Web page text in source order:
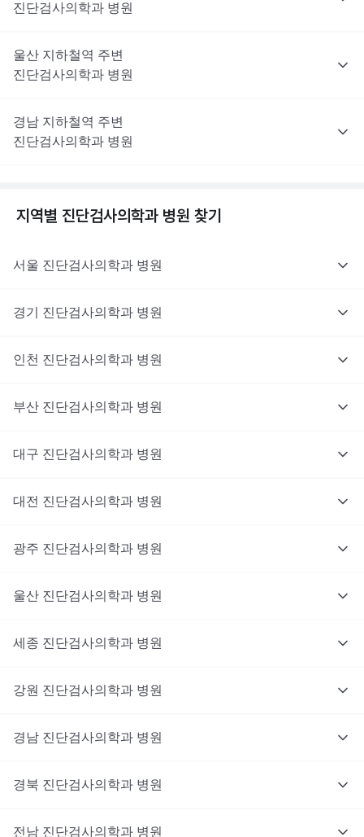
진단검사의학과 병원
울산 지하철역 주변
진단검사의학과 병원
경남 지하철역 주변
진단검사의학과 병원
지역별 진단검사의학과 병원 찾기
서울 진단검사의학과 병원
경기 진단검사의학과 병원
인천 진단검사의학과 병원
부산 진단검사의학과 병원
대구 진단검사의학과 병원
대전 진단검사의학과 병원
광주 진단검사의학과 병원
울산 진단검사의학과 병원
세종 진단검사의학과 병원
강원 진단검사의학과 병원
경남 진단검사의학과 병원
경북 진단검사의학과 병원
전남 진단검사의학과 병원